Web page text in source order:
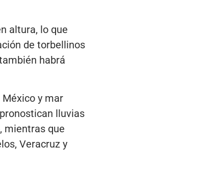
altura, lo que
de torbellinos
habrá
y mar
lluvias
mientras que
Veracruz y